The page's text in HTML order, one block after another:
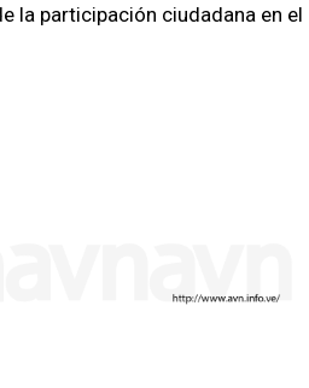
la participación ciudadana en el